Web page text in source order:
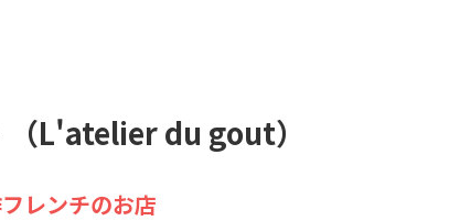
（L'atelier du gout）
レンチのお店